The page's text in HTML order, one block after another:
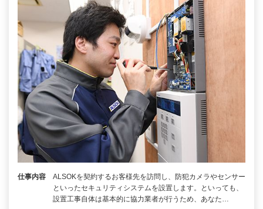
仕事内容
ALSOKを契約するお客様先を訪問し、防犯カメラやセンサー
といったセキュリティシステムを設置します。といっても、
設置工事自体は基本的に協力業者が行うため、あなた…